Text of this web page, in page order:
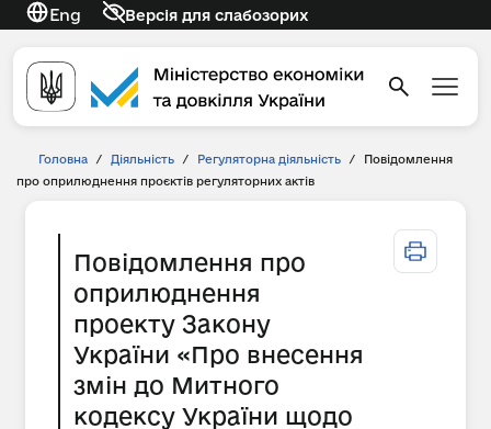
Eng Версія для слабозорих
Головна / Діяльність / Регуляторна діяльність /
Повідомлення
про оприлюднення проєктів регуляторних актів
Повідомлення про
оприлюднення
проекту Закону
України «Про внесення
змін до Митного
кодексу України щодо